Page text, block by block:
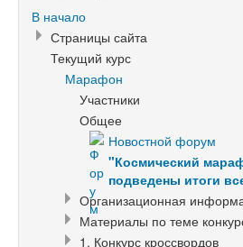
В начало
Страницы сайта
Текущий курс
Марафон
Участники
Общее
Новостной форум
"Космический
подведены итоги
Организационная
Материалы по теме
1. Конкурс кроссвордов